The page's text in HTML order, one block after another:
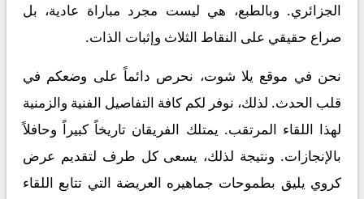
الجزائري. وبالطبع، هي ليست مجرد مباراة عادية، بل
صراع حقيقي على النقاط الثلاث وإثبات الذات.
نحن في موقع يلا شوت، نحرص دائماً على وضعكم في
قلب الحدث. لذلك، نوفر لكم كافة التفاصيل الفنية والزمنية
لهذا اللقاء المرتقب. يمتلك الفريقان تاريخاً كبيراً وحافلاً
بالإنجازات. ونتيجة لذلك، يسعى كل طرف لتقديم عرض
كروي يليق بطموحات جماهيره العريضة التي تتابع اللقاء